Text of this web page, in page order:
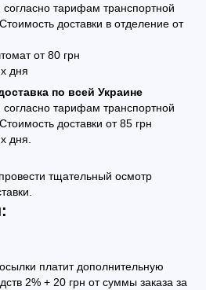
согласно тарифам транспортной
доставки в отделение от
от 80 грн
дня
по всей Украине
согласно тарифам транспортной
доставки от 85 грн
дня.
тщательный осмотр
платит дополнительную
2% + 20 грн от суммы заказа за